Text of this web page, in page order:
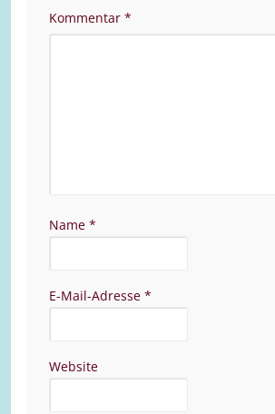
Kommentar *
Name *
E-Mail-Adresse *
Website